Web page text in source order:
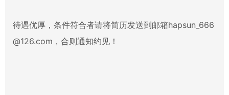
待遇优厚，条件符合者请将简历发送到邮箱hapsun_666
@126.com，合则通知约见！